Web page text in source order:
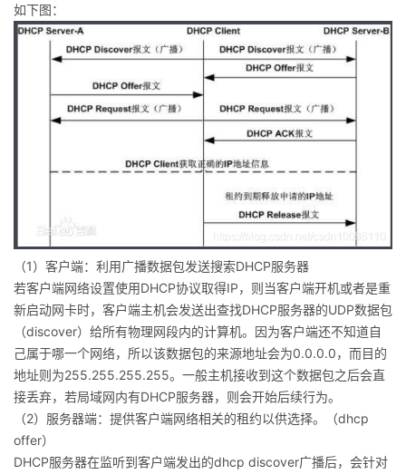
如下图：
（1）客户端：利用广播数据包发送搜索DHCP服务器
若客户端网络设置使用DHCP协议取得IP，则当客户端开机或者是重
新启动网卡时，客户端主机会发送出查找DHCP服务器的UDP数据包
（discover）给所有物理网段内的计算机。因为客户端还不知道自
己属于哪一个网络，所以该数据包的来源地址会为0.0.0.0，而目的
地址则为255.255.255.255。一般主机接收到这个数据包之后会直
接丢弃，若局域网内有DHCP服务器，则会开始后续行为。
（2）服务器端：提供客户端网络相关的租约以供选择。（dhcp
offer）
DHCP服务器在监听到客户端发出的dhcp discover广播后，会针对